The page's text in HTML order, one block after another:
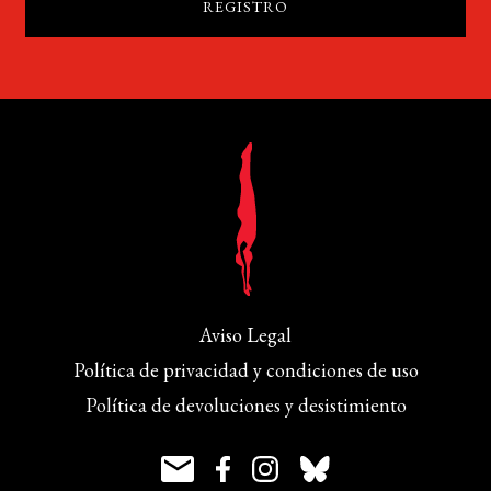
Aviso Legal
Política de privacidad y condiciones de uso
Política de devoluciones y desistimiento